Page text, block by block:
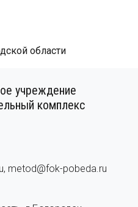
области
учреждение
комплекс
metod@fok-pobeda.ru